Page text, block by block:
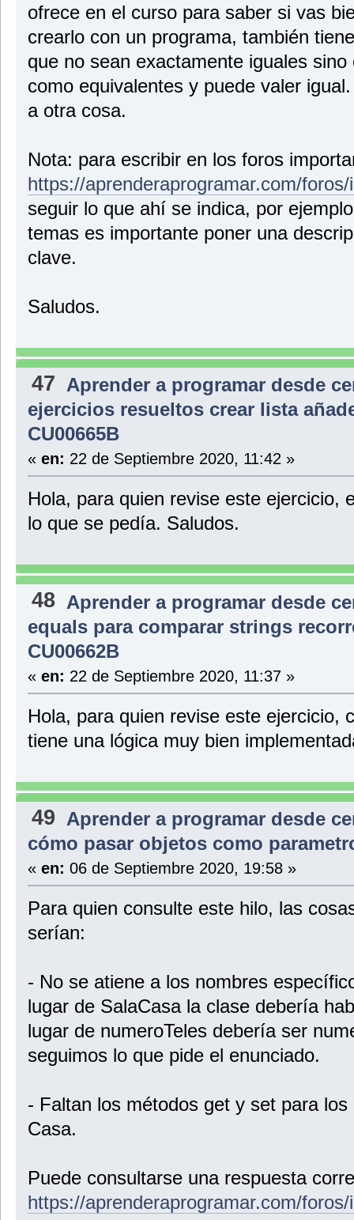
ofrece en el curso para saber si vas
crearlo con un programa, también
que no sean exactamente iguales
como equivalentes y puede valer
a otra cosa.
Nota: para escribir en los foros
https://aprenderaprogramar.com/
seguir lo que ahí se indica, por
temas es importante poner una
clave.
Saludos.
47 Aprender a programar desde
ejercicios resueltos crear lista
CU00665B
« en: 22 de Septiembre 2020, 11:42 »
Hola, para quien revise este ejercicio,
lo que se pedía. Saludos.
48 Aprender a programar desde
equals para comparar strings
CU00662B
« en: 22 de Septiembre 2020, 11:37 »
Hola, para quien revise este ejercicio,
tiene una lógica muy bien
49 Aprender a programar desde
cómo pasar objetos como
« en: 06 de Septiembre 2020, 19:58 »
Para quien consulte este hilo, las
serían:
- No se atiene a los nombres
lugar de SalaCasa la clase debería
lugar de numeroTeles debería ser
seguimos lo que pide el enunciado.
- Faltan los métodos get y set para
Casa.
Puede consultarse una respuesta
https://aprenderaprogramar.com/